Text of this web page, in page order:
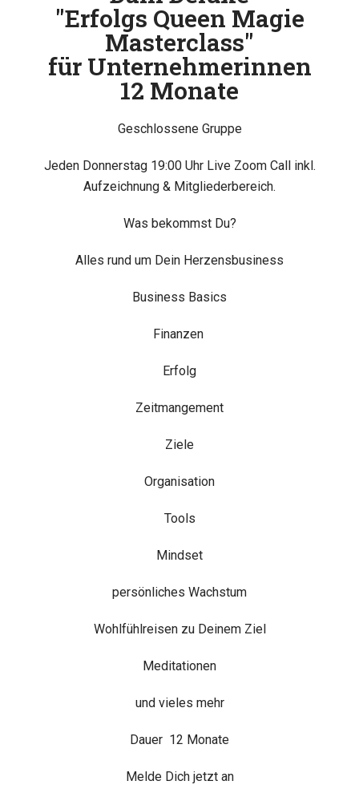
"Erfolgs Queen Magie
Masterclass"
für Unternehmerinnen
12 Monate
Geschlossene Gruppe
Jeden Donnerstag 19:00 Uhr Live Zoom Call inkl.
Aufzeichnung & Mitgliederbereich.
Was bekommst Du?
Alles rund um Dein Herzensbusiness
Business Basics
Finanzen
Erfolg
Zeitmangement
Ziele
Organisation
Tools
Mindset
persönliches Wachstum
Wohlfühlreisen zu Deinem Ziel
Meditationen
und vieles mehr
Dauer 12 Monate
Melde Dich jetzt an